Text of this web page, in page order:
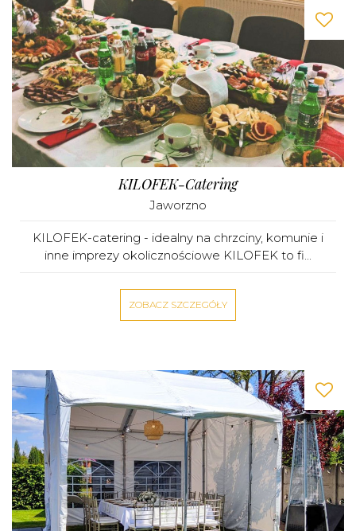
KILOFEK-Catering
Jaworzno
KILOFEK-catering - idealny na chrzciny, komunie i
inne imprezy okolicznościowe KILOFEK to fi...
ZOBACZ SZCZEGÓŁY